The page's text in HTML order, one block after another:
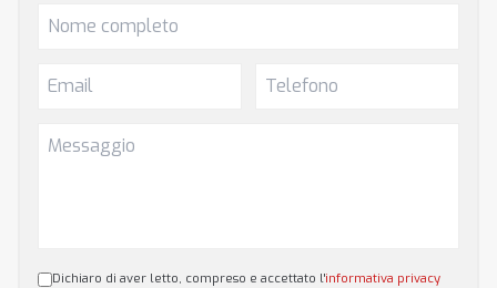
Dichiaro di aver letto, compreso e accettato l'informativa privacy